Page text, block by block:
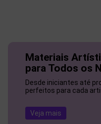
Materiais
para Todos os
Desde iniciantes até
perfeitos para cada
Veja mais